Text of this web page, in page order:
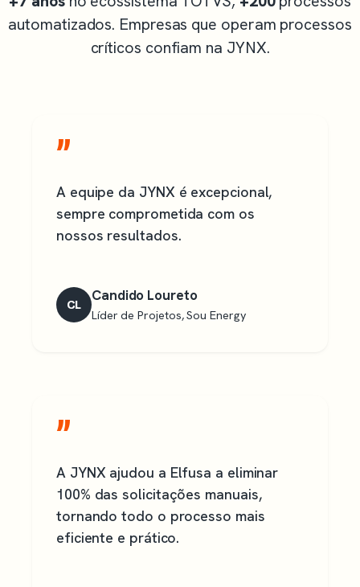
automatizados. Empresas que operam processos
críticos confiam na JYNX.
”
A equipe da JYNX é excepcional,
sempre comprometida com os
nossos resultados.
CL
Candido Loureto
Líder de Projetos, Sou Energy
”
A JYNX ajudou a Elfusa a eliminar
100% das solicitações manuais,
tornando todo o processo mais
eficiente e prático.